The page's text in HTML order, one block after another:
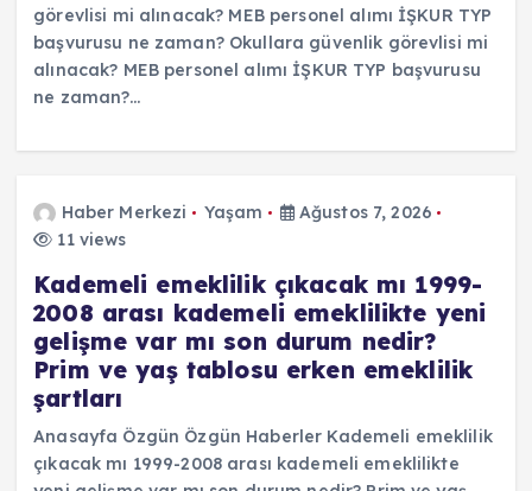
görevlisi mi alınacak? MEB personel alımı İŞKUR TYP
başvurusu ne zaman? Okullara güvenlik görevlisi mi
alınacak? MEB personel alımı İŞKUR TYP başvurusu
ne zaman?…
Haber Merkezi Yaşam
Ağustos 7, 2026
11 views
Kademeli emeklilik çıkacak mı 1999-
2008 arası kademeli emeklilikte yeni
gelişme var mı son durum nedir?
Prim ve yaş tablosu erken emeklilik
şartları
Anasayfa Özgün Özgün Haberler Kademeli emeklilik
çıkacak mı 1999-2008 arası kademeli emeklilikte